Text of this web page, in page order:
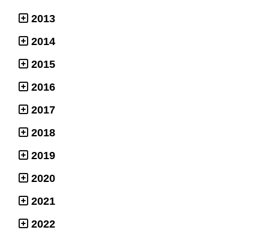
2013
2014
2015
2016
2017
2018
2019
2020
2021
2022